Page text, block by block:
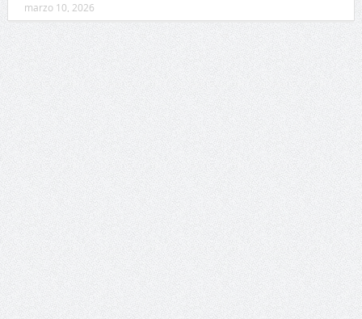
marzo 10, 2026